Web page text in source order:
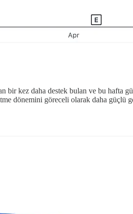
kez daha destek bulan ve bu hafta
dönemini göreceli olarak daha güçlü